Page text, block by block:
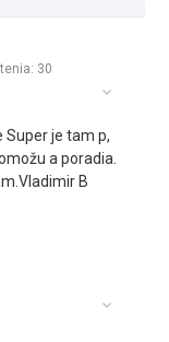
30
Super je tam p,
a poradia.
B